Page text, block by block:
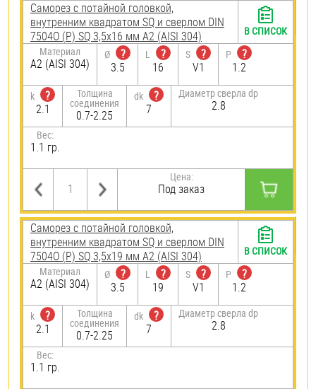
Саморез с потайной головкой,
внутренним квадратом SQ и сверлом DIN
7504О (Р) SQ 3,5х16 мм А2 (AISI 304)
Материал
А2 (AISI 304)
Ø
?
3.5
L
?
16
S
?
V1
P
?
1.2
k
?
2.1
Толщина
соединения
0.7-2.25
dk
?
7
Диаметр сверла dp
2.8
Вес:
1.1 гр.
Цена:
Под заказ
В СПИСОК
Саморез с потайной головкой,
внутренним квадратом SQ и сверлом DIN
7504О (Р) SQ 3,5х19 мм А2 (AISI 304)
Материал
А2 (AISI 304)
Ø
?
3.5
L
?
19
S
?
V1
P
?
1.2
k
?
2.1
Толщина
соединения
0.7-2.25
dk
?
7
Диаметр сверла dp
2.8
Вес:
1.1 гр.
В СПИСОК